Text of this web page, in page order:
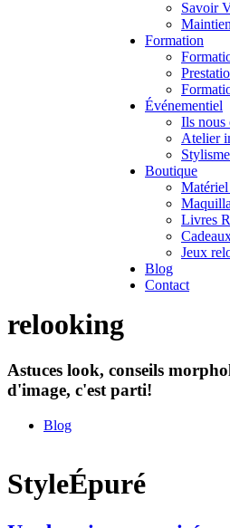
Savoir
Formation
Événementiel
Ils nous
Atelier
Boutique
Livres
Jeux
Blog
Contact
relooking
Astuces look, conseils
d'image, c'est parti!
Blog
StyleÉpuré